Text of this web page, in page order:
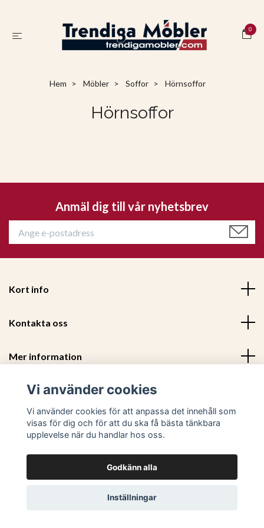
0
Hem Möbler Soffor Hörnsoffor
Hörnsoffor
Anmäl dig till vår nyhetsbrev
Kort info
Kontakta oss
Mer information
Sociala medier
© 2026 Trendiga Möbler - Utvalda och prisvärda trendiga m
Vi använder cookies
Vi använder cookies för att anpassa det innehåll som
visas för dig och för att du ska få bästa tänkbara
upplevelse när du handlar hos oss.
Godkänn alla
Inställningar